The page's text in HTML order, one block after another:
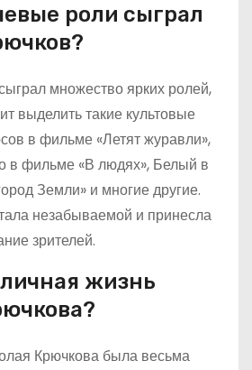
роли сыграл
множество ярких ролей,
выделить такие культовые
в фильме «Летят журавли»,
в фильме «В людях», Белый в
Земли» и многие другие.
незабываемой и принесла
зрителей.
жизнь
Крючкова была весьма